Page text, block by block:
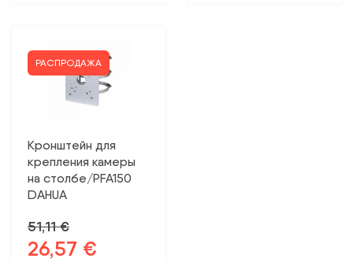
РАСПРОДАЖА
Кронштейн для
крепления камеры
на столбе/PFA150
DAHUA
51,11€
Первоначальная
26,57 €